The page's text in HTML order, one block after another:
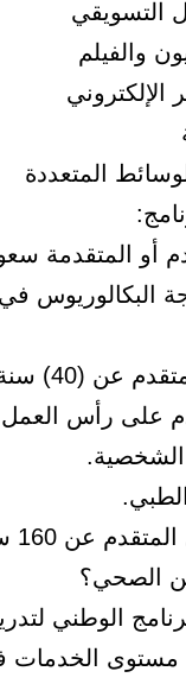
التسويقي
والفيلم
الإلكتروني
المتعددة
أو المتقدمة
البكالوريوس
عن (40) سنة.
على رأس العمل
الشخصية.
أو 150 سم (للنساء).
الصحي؟
الوطني
الخدمات